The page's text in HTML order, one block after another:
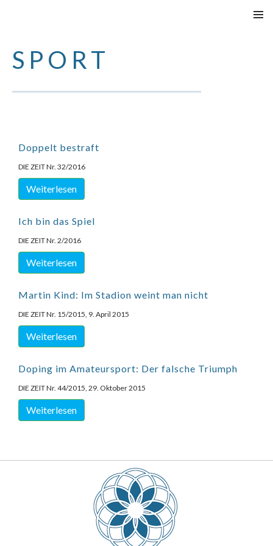
CONTENT
SPORT
Doppelt bestraft
DIE ZEIT Nr. 32/2016
Weiterlesen
Ich bin das Spiel
DIE ZEIT Nr. 2/2016
Weiterlesen
Martin Kind: Im Stadion weint man nicht
DIE ZEIT Nr. 15/2015, 9. April 2015
Weiterlesen
Doping im Amateursport: Der falsche Triumph
DIE ZEIT Nr. 44/2015, 29. Oktober 2015
Weiterlesen